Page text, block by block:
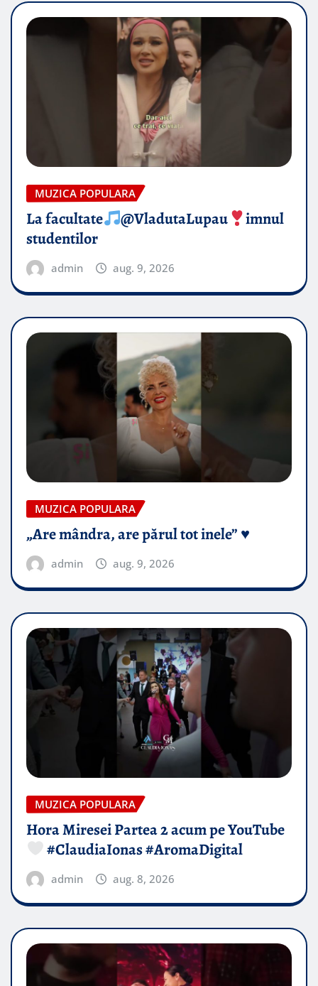
MUZICA POPULARA
La facultate @VladutaLupau
imnul
studentilor
admin aug. 9, 2026
MUZICA POPULARA
„Are mândra, are părul tot inele” ♥️
admin aug. 9, 2026
MUZICA POPULARA
Hora Miresei Partea 2 acum pe YouTube
#ClaudiaIonas #AromaDigital
admin aug. 8, 2026